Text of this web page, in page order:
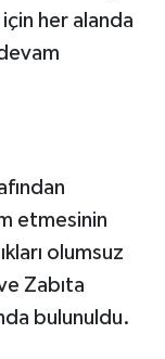
için her alanda
etmesinin
olumsuz
Zabıta
bulunuldu.